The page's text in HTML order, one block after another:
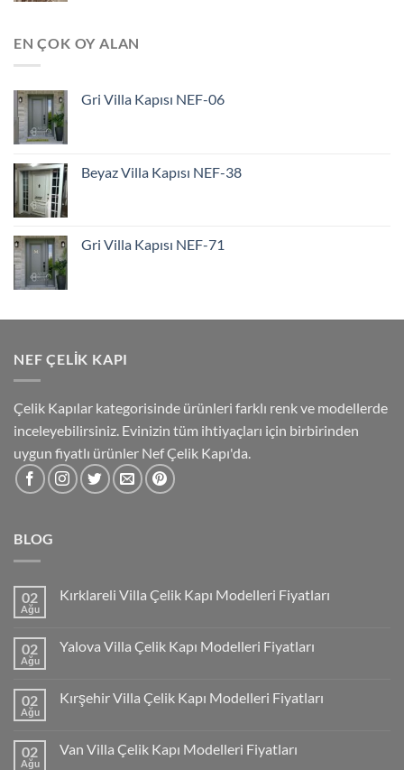
EN ÇOK OY ALAN
Gri Villa Kapısı NEF-06
Beyaz Villa Kapısı NEF-38
Gri Villa Kapısı NEF-71
NEF ÇELIK KAPI
Çelik Kapılar kategorisinde ürünleri farklı renk ve modellerde
inceleyebilirsiniz. Evinizin tüm ihtiyaçları için birbirinden
uygun fiyatlı ürünler Nef Çelik Kapı'da.
BLOG
02
Ağu
Kırklareli Villa Çelik Kapı Modelleri Fiyatları
02
Ağu
Yalova Villa Çelik Kapı Modelleri Fiyatları
02
Ağu
Kırşehir Villa Çelik Kapı Modelleri Fiyatları
02
Ağu
Van Villa Çelik Kapı Modelleri Fiyatları